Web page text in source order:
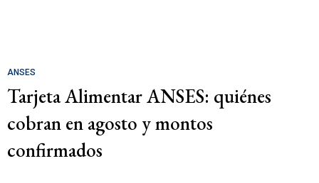
ANSES
Tarjeta Alimentar ANSES: quiénes
cobran en agosto y montos
confirmados